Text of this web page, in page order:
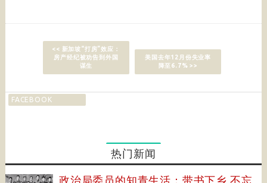
<< 新加坡“打房”效应：
房产经纪被劝告到外国
谋生
美国去年12月份失业率
降至6.7% >>
FACEBOOK
热门新闻
政治局委员的知青生活：带书下乡 不忘